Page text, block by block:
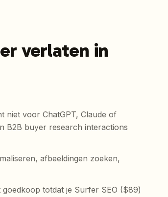
verlaten in
niet voor ChatGPT, Claude of
B2B buyer research interactions
afbeeldingen zoeken,
totdat je Surfer SEO ($89)